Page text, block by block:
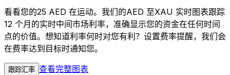
看看您的25 AED 在运动。我们的AED 至XAU 实时图表跟踪
12 个月的实时中间市场利率，准确显示您的资金在任何时间
点的价值。想知道利率何时对您有利？设置费率提醒，我们会
在费率达到目标时通知您。
跟踪汇率 查看完整图表